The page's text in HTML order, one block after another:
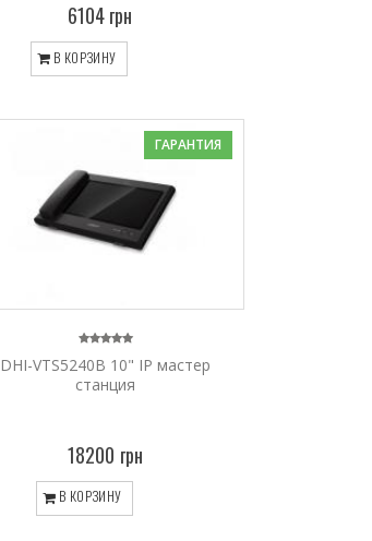
6104 грн
В КОРЗИНУ
ГАРАНТИЯ
DHI-VTS5240B 10" IP мастер
станция
18200 грн
В КОРЗИНУ